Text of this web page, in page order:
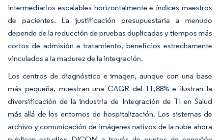
intermediarios escalables horizontalmente e índices maestros
de pacientes. La justificación presupuestaria a menudo
depende de la reducción de pruebas duplicadas y tiempos más
cortos de admisión a tratamiento, beneficios estrechamente
vinculados a la madurez de la integración.
Los centros de diagnóstico e imagen, aunque con una base
más pequeña, muestran una CAGR del 11,88% e ilustran la
diversificación de la industria de Integración de TI en Salud
más allá de los entornos de hospitalización. Los sistemas de
archivo y comunicación de imágenes nativos de la nube ahora